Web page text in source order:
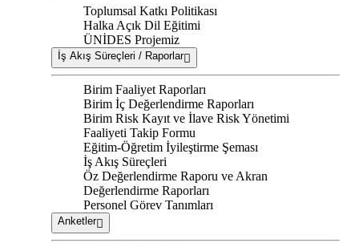
Toplumsal Katkı Politikası
Halka Açık Dil Eğitimi
ÜNİDES Projemiz
İş Akış Süreçleri / Raporlar
Birim Faaliyet Raporları
Birim İç Değerlendirme Raporları
Birim Risk Kayıt ve İlave Risk Yönetimi
Faaliyeti Takip Formu
Eğitim-Öğretim İyileştirme Şeması
İş Akış Süreçleri
Öz Değerlendirme Raporu ve Akran
Değerlendirme Raporları
Personel Görev Tanımları
Anketler